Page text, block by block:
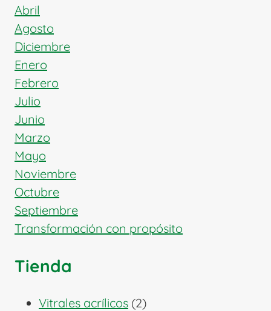
Abril
Agosto
Diciembre
Enero
Febrero
Julio
Junio
Marzo
Mayo
Noviembre
Octubre
Septiembre
Transformación con propósito
Tienda
Vitrales acrílicos 22